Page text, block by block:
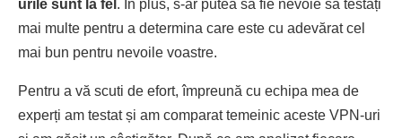
urile sunt la fel . În plus, s-ar putea să fie nevoie să testați
mai multe pentru a determina care este cu adevărat cel
mai bun pentru nevoile voastre.
Pentru a vă scuti de efort, împreună cu echipa mea de
experți am testat și am comparat temeinic aceste VPN-uri